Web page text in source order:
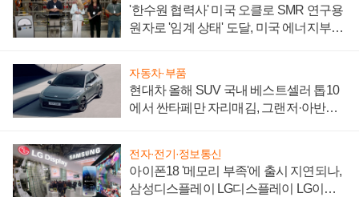
'한수원 협력사' 미국 오클로 SMR 연구용
원자로 '임계 상태' 도달, 미국 에너지부
자동차·부품
현대차 올해 SUV 국내 베스트셀러 톱10
에서 싼타페만 자리매김, 그랜저·아반떼
전자·전기·정보통신
아이폰18 '메모리 부족'에 출시 지연되나,
삼성디스플레이 LG디스플레이 LG이노